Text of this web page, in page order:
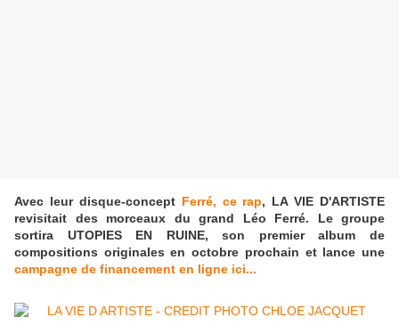
Avec leur disque-concept Ferré, ce rap, LA VIE D'ARTISTE
revisitait des morceaux du grand Léo Ferré. Le groupe
sortira UTOPIES EN RUINE, son premier album de
compositions originales en octobre prochain et lance une
campagne de financement en ligne ici...